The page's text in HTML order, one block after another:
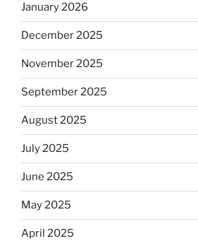
January 2026
December 2025
November 2025
September 2025
August 2025
July 2025
June 2025
May 2025
April 2025